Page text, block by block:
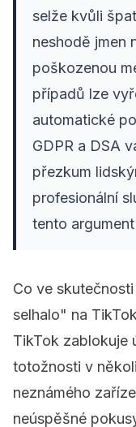
selže kvůli
neshodě jmen
poškozenou
případů lze
automatické
GDPR a DSA
přezkum
profesionální
tento
Co ve
selhalo" na
TikTok zablokuje
totožnosti v
neznámého
neúspěšné